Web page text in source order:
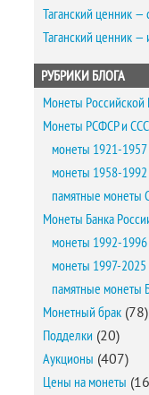
Таганский ценник —
Таганский ценник —
РУБРИКИ БЛОГА
Монеты
Монеты РСФСР и
монеты 1921-1957
монеты 1958-1992
памятные монеты
Монеты Банка
монеты 1992-1996
монеты 1997-2025
памятные монеты
Монетный брак (78)
Подделки (20)
Аукционы (407)
Цены на монеты